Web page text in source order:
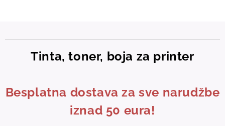
Tinta, toner, boja za printer
Besplatna dostava za sve narudžbe
iznad 50 eura!